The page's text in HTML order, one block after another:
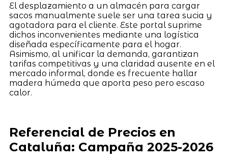
El desplazamiento a un almacén para cargar
sacos manualmente suele ser una tarea sucia y
agotadora para el cliente. Este portal suprime
dichos inconvenientes mediante una logística
diseñada específicamente para el hogar.
Asimismo, al unificar la demanda, garantizan
tarifas competitivas y una claridad ausente en el
mercado informal, donde es frecuente hallar
madera húmeda que aporta peso pero escaso
calor.
Referencial de Precios en
Cataluña: Campaña 2025-2026